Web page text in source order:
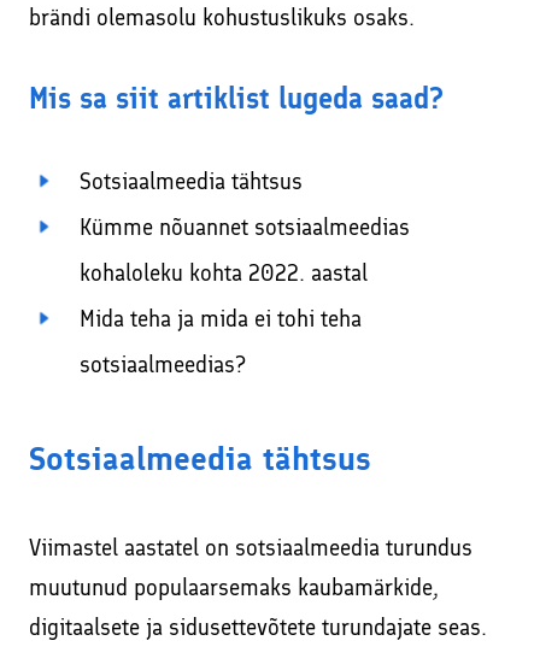
brändi olemasolu kohustuslikuks osaks.
Mis sa siit artiklist lugeda saad?
Sotsiaalmeedia tähtsus
Kümme nõuannet sotsiaalmeedias
kohaloleku kohta 2022. aastal
Mida teha ja mida ei tohi teha
sotsiaalmeedias?
Sotsiaalmeedia tähtsus
Viimastel aastatel on sotsiaalmeedia turundus
muutunud populaarsemaks kaubamärkide,
digitaalsete ja sidusettevõtete turundajate seas.